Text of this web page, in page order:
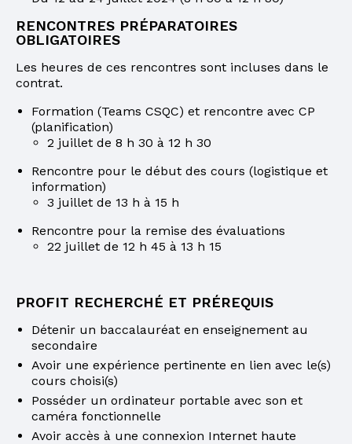
RENCONTRES PRÉPARATOIRES
OBLIGATOIRES
Les heures de ces rencontres sont incluses dans le
contrat.
Formation (Teams CSQC) et rencontre avec CP
(planification)
2 juillet de 8 h 30 à 12 h 30
Rencontre pour le début des cours (logistique et
information)
3 juillet de 13 h à 15 h
Rencontre pour la remise des évaluations
22 juillet de 12 h 45 à 13 h 15
PROFIT RECHERCHÉ ET PRÉREQUIS
Détenir un baccalauréat en enseignement au
secondaire
Avoir une expérience pertinente en lien avec le(s)
cours choisi(s)
Posséder un ordinateur portable avec son et
caméra fonctionnelle
Avoir accès à une connexion Internet haute